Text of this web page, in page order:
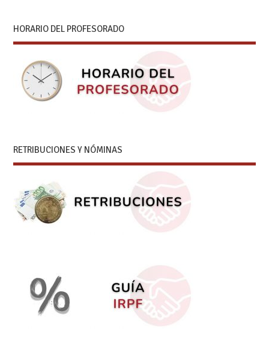
HORARIO DEL PROFESORADO
RETRIBUCIONES Y NÓMINAS